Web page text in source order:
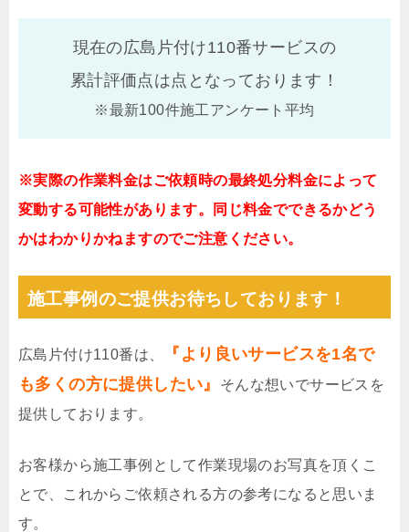
現在の広島片付け110番サービスの
累計評価点は点となっております！
※最新100件施工アンケート平均
※実際の作業料金はご依頼時の最終処分料金によって
変動する可能性があります。同じ料金でできるかどう
かはわかりかねますのでご注意ください。
施工事例のご提供お待ちしております！
広島片付け110番は、
『より良いサービスを1名で
も多くの方に提供したい』
そんな想いでサービスを
提供しております。
お客様から施工事例として作業現場のお写真を頂くこ
とで、これからご依頼される方の参考になると思いま
す。